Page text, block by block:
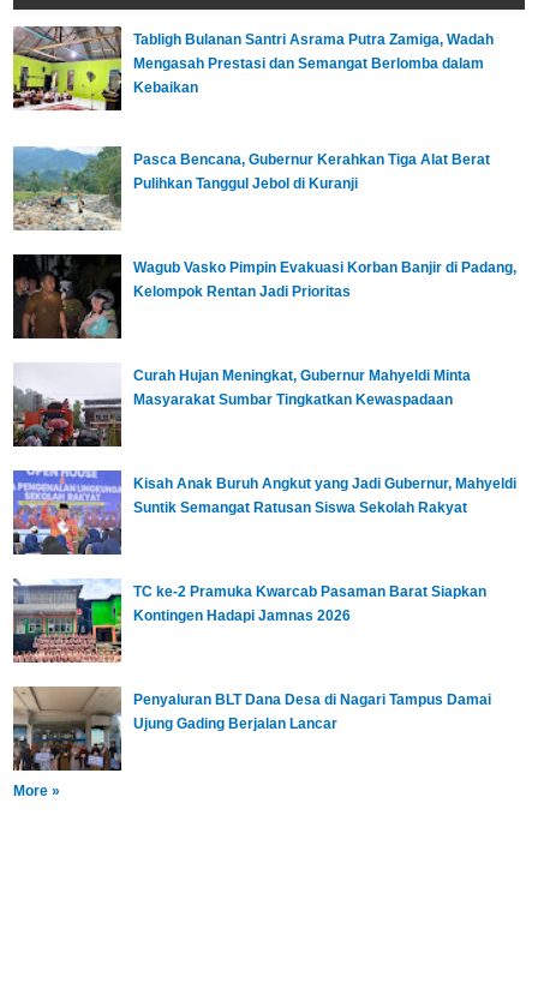
Tabligh Bulanan Santri Asrama Putra Zamiga, Wadah
Mengasah Prestasi dan Semangat Berlomba dalam
Kebaikan
Pasca Bencana, Gubernur Kerahkan Tiga Alat Berat
Pulihkan Tanggul Jebol di Kuranji
Wagub Vasko Pimpin Evakuasi Korban Banjir di Padang,
Kelompok Rentan Jadi Prioritas
Curah Hujan Meningkat, Gubernur Mahyeldi Minta
Masyarakat Sumbar Tingkatkan Kewaspadaan
Kisah Anak Buruh Angkut yang Jadi Gubernur, Mahyeldi
Suntik Semangat Ratusan Siswa Sekolah Rakyat
TC ke-2 Pramuka Kwarcab Pasaman Barat Siapkan
Kontingen Hadapi Jamnas 2026
Penyaluran BLT Dana Desa di Nagari Tampus Damai
Ujung Gading Berjalan Lancar
More »